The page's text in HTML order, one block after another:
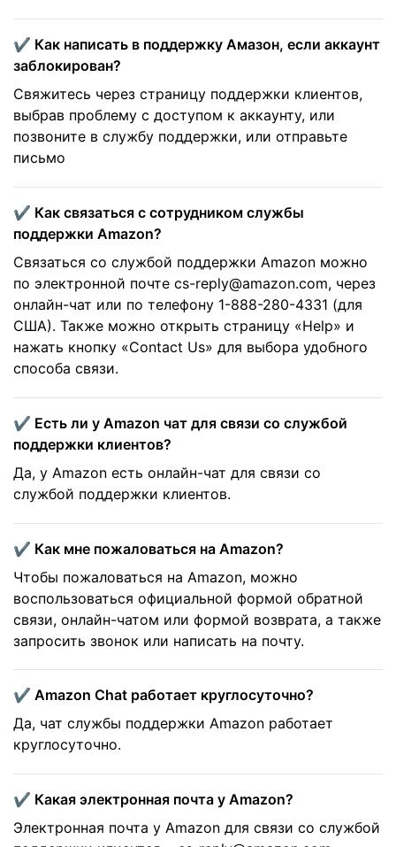
✔️ Как написать в поддержку Амазон, если аккаунт
заблокирован?
Свяжитесь через страницу поддержки клиентов,
выбрав проблему с доступом к аккаунту​, или
позвоните в службу поддержки, или отправьте
письмо
✔️ Как связаться с сотрудником службы
поддержки Amazon?
Связаться со службой поддержки Amazon можно
по электронной почте cs-reply@amazon.com, через
онлайн-чат или по телефону 1-888-280-4331 (для
США). Также можно открыть страницу «Help» и
нажать кнопку «Contact Us» для выбора удобного
способа связи.
✔️ Есть ли у Amazon чат для связи со службой
поддержки клиентов?
Да, у Amazon есть онлайн-чат для связи со
службой поддержки клиентов.
✔️ Как мне пожаловаться на Amazon?
Чтобы пожаловаться на Amazon, можно
воспользоваться официальной формой обратной
связи, онлайн-чатом или формой возврата, а также
запросить звонок или написать на почту.
✔️ Amazon Chat работает круглосуточно?
Да, чат службы поддержки Amazon работает
круглосуточно.
✔️ Какая электронная почта у Amazon?
Электронная почта у Amazon для связи со службой